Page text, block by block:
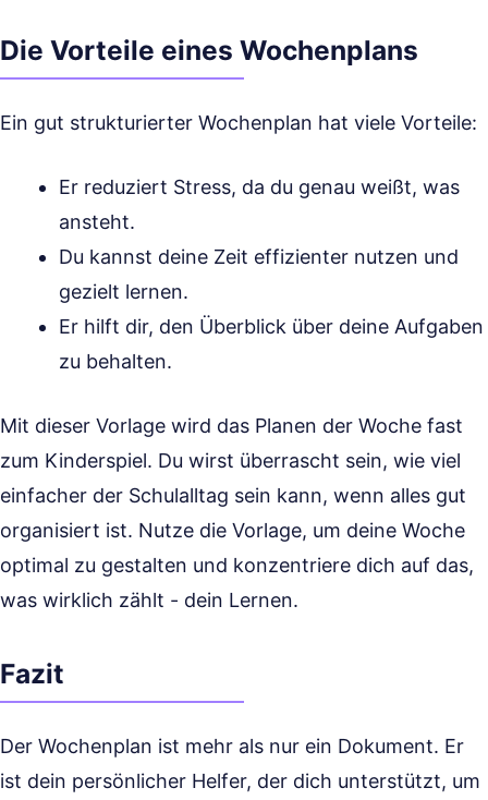
Die Vorteile eines Wochenplans
Ein gut strukturierter Wochenplan hat viele Vorteile:
Er reduziert Stress, da du genau weißt, was
ansteht.
Du kannst deine Zeit effizienter nutzen und
gezielt lernen.
Er hilft dir, den Überblick über deine Aufgaben
zu behalten.
Mit dieser Vorlage wird das Planen der Woche fast
zum Kinderspiel. Du wirst überrascht sein, wie viel
einfacher der Schulalltag sein kann, wenn alles gut
organisiert ist. Nutze die Vorlage, um deine Woche
optimal zu gestalten und konzentriere dich auf das,
was wirklich zählt - dein Lernen.
Fazit
Der Wochenplan ist mehr als nur ein Dokument. Er
ist dein persönlicher Helfer, der dich unterstützt, um